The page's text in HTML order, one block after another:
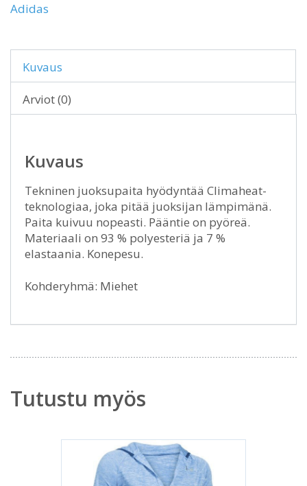
Adidas
Kuvaus
Arviot (0)
Kuvaus
Tekninen juoksupaita hyödyntää Climaheat-
teknologiaa, joka pitää juoksijan lämpimänä.
Paita kuivuu nopeasti. Pääntie on pyöreä.
Materiaali on 93 % polyesteriä ja 7 %
elastaania. Konepesu.
Kohderyhmä: Miehet
Tutustu myös